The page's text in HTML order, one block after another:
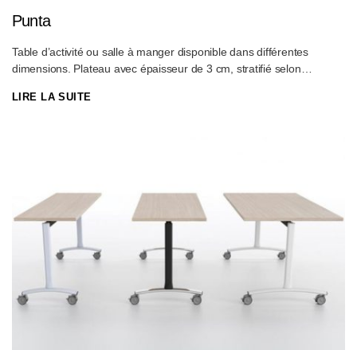
Punta
Table d’activité ou salle à manger disponible dans différentes
dimensions. Plateau avec épaisseur de 3 cm, stratifié selon
sous plateau de 73 cm permettant ainsi un accès en fauteuil
LIRE LA SUITE